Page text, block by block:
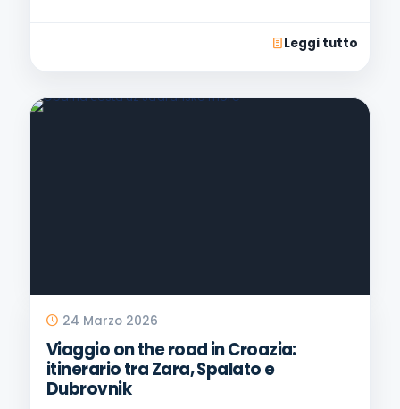
Leggi tutto
24 Marzo 2026
Viaggio on the road in Croazia:
itinerario tra Zara, Spalato e
Dubrovnik